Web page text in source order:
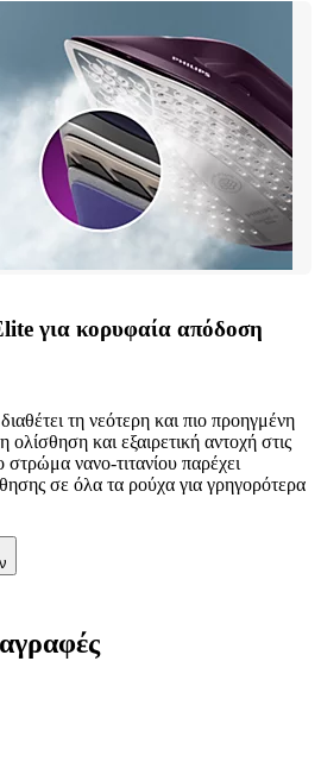
για κορυφαία απόδοση
τη νεότερη και πιο προηγμένη
ολίσθηση και εξαιρετική αντοχή στις
νανο-τιτανίου παρέχει
σε όλα τα ρούχα για γρηγορότερα